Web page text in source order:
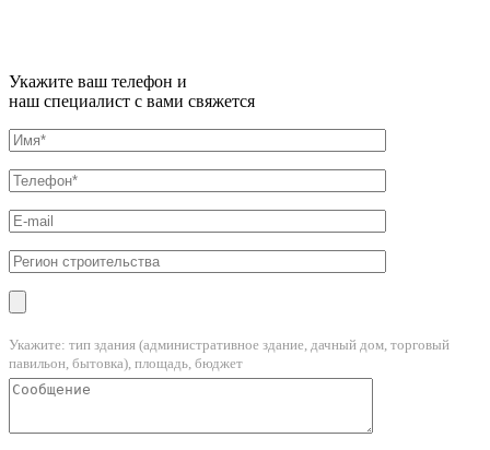
Укажите ваш телефон и
наш специалист с вами свяжется
Укажите: тип здания (административное здание, дачный дом, торговый
павильон, бытовка), площадь, бюджет